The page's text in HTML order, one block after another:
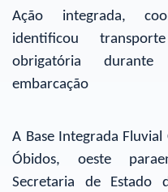
Ação integrada,
identificou
obrigatória
embarcação
A Base Integrada
Óbidos, oeste
Secretaria de Estado